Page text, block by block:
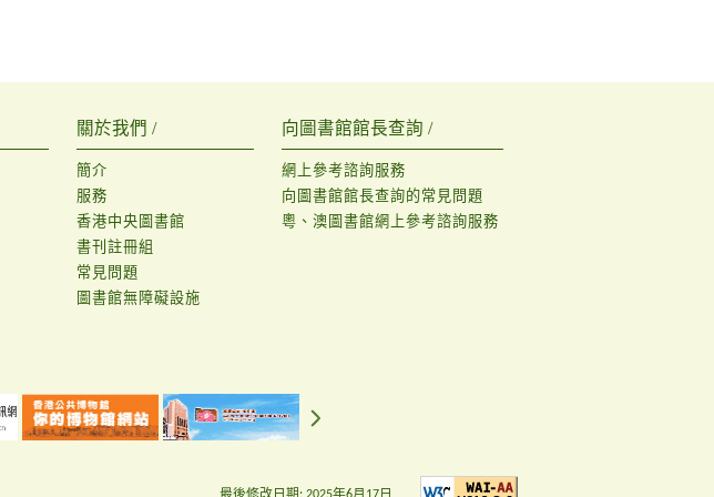
關於我們 /
簡介
服務
香港中央圖書館
書刊註冊組
常見問題
圖書館無障礙設施
向圖書館館長查詢 /
網上參考諮詢服務
向圖書館館長查詢的常見問題
粵、澳圖書館網上參考諮詢服務